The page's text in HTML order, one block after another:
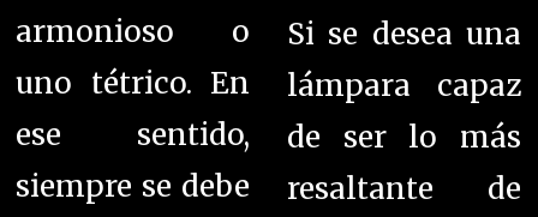
armonioso o
uno tétrico. En
ese sentido,
siempre se debe
Si se desea una
lámpara capaz
de ser lo más
resaltante de